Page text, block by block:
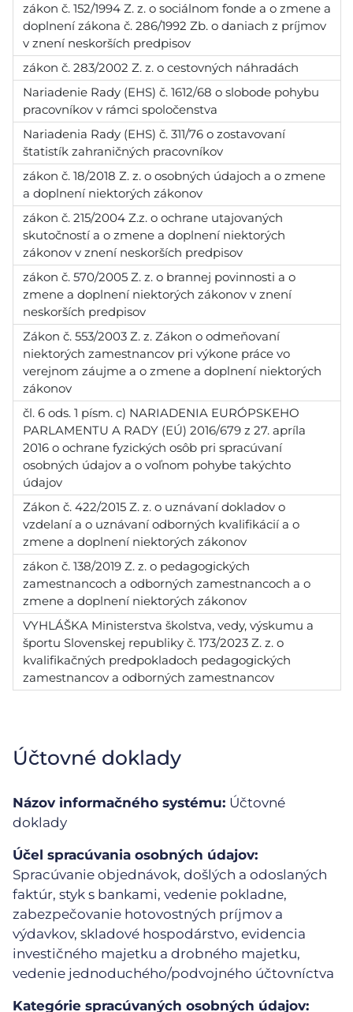
zákon č. 152/1994 Z. z. o sociálnom fonde a o zmene a
doplnení zákona č. 286/1992 Zb. o daniach z príjmov
v znení neskorších predpisov
zákon č. 283/2002 Z. z. o cestovných náhradách
Nariadenie Rady (EHS) č. 1612/68 o slobode pohybu
pracovníkov v rámci spoločenstva
Nariadenia Rady (EHS) č. 311/76 o zostavovaní
štatistík zahraničných pracovníkov
zákon č. 18/2018 Z. z. o osobných údajoch a o zmene
a doplnení niektorých zákonov
zákon č. 215/2004 Z.z. o ochrane utajovaných
skutočností a o zmene a doplnení niektorých
zákonov v znení neskorších predpisov
zákon č. 570/2005 Z. z. o brannej povinnosti a o
zmene a doplnení niektorých zákonov v znení
neskorších predpisov
Zákon č. 553/2003 Z. z. Zákon o odmeňovaní
niektorých zamestnancov pri výkone práce vo
verejnom záujme a o zmene a doplnení niektorých
zákonov
čl. 6 ods. 1 písm. c) NARIADENIA EURÓPSKEHO
PARLAMENTU A RADY (EÚ) 2016/679 z 27. apríla
2016 o ochrane fyzických osôb pri spracúvaní
osobných údajov a o voľnom pohybe takýchto
údajov
Zákon č. 422/2015 Z. z. o uznávaní dokladov o
vzdelaní a o uznávaní odborných kvalifikácií a o
zmene a doplnení niektorých zákonov
zákon č. 138/2019 Z. z. o pedagogických
zamestnancoch a odborných zamestnancoch a o
zmene a doplnení niektorých zákonov
VYHLÁŠKA Ministerstva školstva, vedy, výskumu a
športu Slovenskej republiky č. 173/2023 Z. z. o
kvalifikačných predpokladoch pedagogických
zamestnancov a odborných zamestnancov
Účtovné doklady
Názov informačného systému: Účtovné
doklady
Účel spracúvania osobných údajov:
Spracúvanie objednávok, došlých a odoslaných
faktúr, styk s bankami, vedenie pokladne,
zabezpečovanie hotovostných príjmov a
výdavkov, skladové hospodárstvo, evidencia
investičného majetku a drobného majetku,
vedenie jednoduchého/podvojného účtovníctva
Kategórie spracúvaných osobných údajov: